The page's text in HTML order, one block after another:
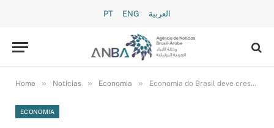
PT ENG العربية
Home » Notícias » Economia » Economia do Brasil deve crescer 3,09%
ECONOMIA